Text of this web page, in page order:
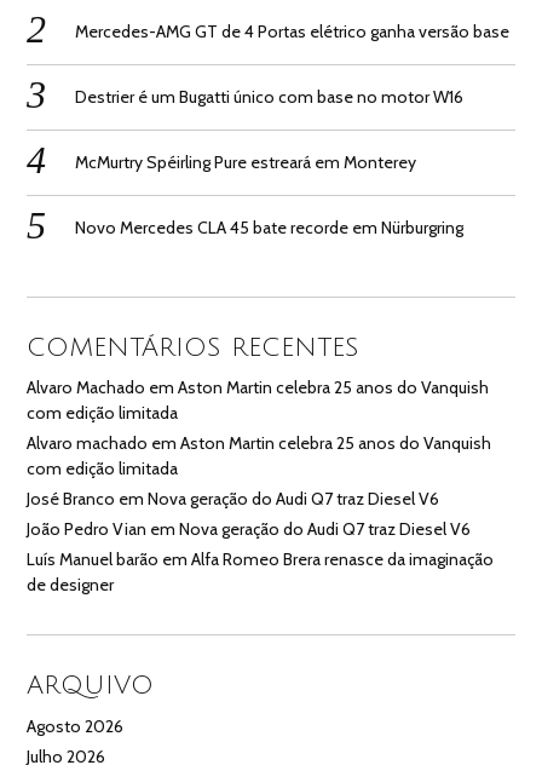
Mercedes-AMG GT de 4 Portas elétrico ganha versão base
Destrier é um Bugatti único com base no motor W16
McMurtry Spéirling Pure estreará em Monterey
Novo Mercedes CLA 45 bate recorde em Nürburgring
COMENTÁRIOS RECENTES
Alvaro Machado emAston Martin celebra 25 anos do Vanquish
com edição limitada
Alvaro machado emAston Martin celebra 25 anos do Vanquish
com edição limitada
José Branco emNova geração do Audi Q7 traz Diesel V6
João Pedro Vian emNova geração do Audi Q7 traz Diesel V6
Luís Manuel barão emAlfa Romeo Brera renasce da imaginação
de designer
ARQUIVO
Agosto 2026
Julho 2026